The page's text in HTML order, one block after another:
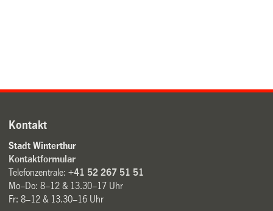
Kontakt
Stadt Winterthur
Kontaktformular
Telefonzentrale:+41 52 267 51 51
Mo–Do: 8–12 & 13.30–17 Uhr
Fr: 8–12 & 13.30–16 Uhr